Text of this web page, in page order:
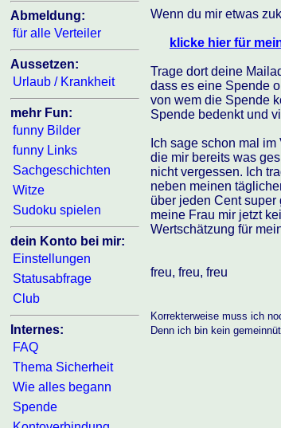
Abmeldung:
für alle Verteiler
Aussetzen:
Urlaub / Krankheit
mehr Fun:
funny Bilder
funny Links
Sachgeschichten
Witze
Sudoku spielen
dein Konto bei mir:
Einstellungen
Statusabfrage
Club
Internes:
FAQ
Thema Sicherheit
Wie alles begann
Spende
Wenn du mir etwas
klicke hier für
Trage dort deine
dass es eine Spende
von wem die Spende
Spende bedenkt und
Ich sage schon mal
die mir bereits was
nicht vergessen. Ich
neben meinen
über jeden Cent
meine Frau mir jetzt
Wertschätzung für
freu, freu, freu
Korrekterweise muss ich
Denn ich bin kein